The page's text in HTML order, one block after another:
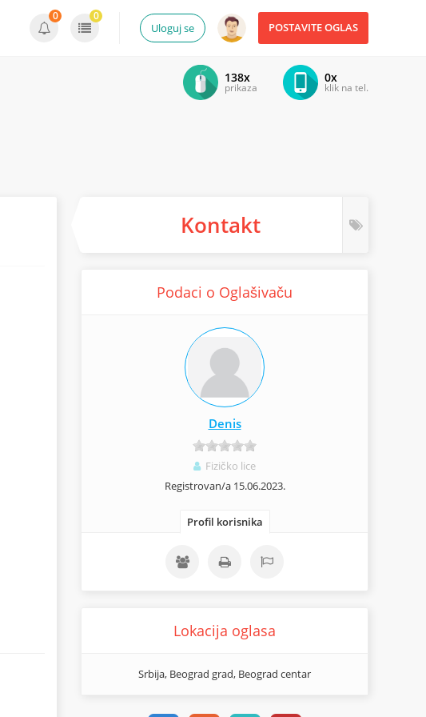
POSTAVITE OGLAS
Uloguj se
0 0
0x
klik na tel.
138x
prikaza
Kontakt
Podaci o Oglašivaču
Denis
Fizičko lice
Registrovan/a 15.06.2023.
Profil korisnika
Lokacija oglasa
Srbija, Beograd grad, Beograd centar